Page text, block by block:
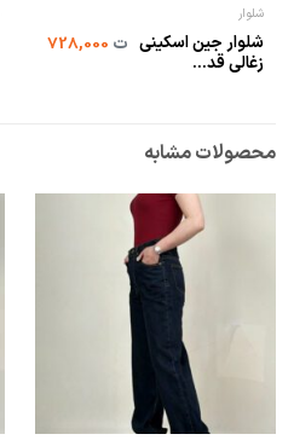
شلوار
شلوار جین اسکینی
زغالی قد...
ت728,000
محصولات مشابه